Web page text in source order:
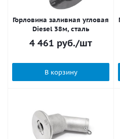
Горловина заливная угловая
Diesel 38м, сталь
4 461 руб./шт
В корзину